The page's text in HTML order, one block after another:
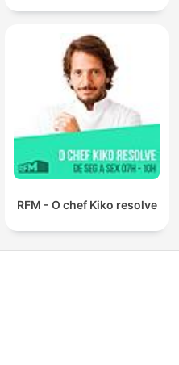
RFM - O chef Kiko resolve